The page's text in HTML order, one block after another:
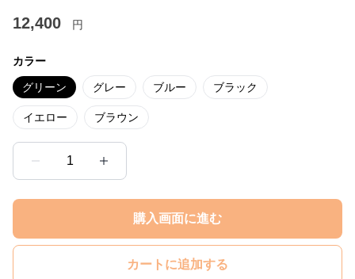
12,400 円
カラー
グリーン グレー ブルー ブラック
イエロー ブラウン
1
購入画面に進む
カートに追加する